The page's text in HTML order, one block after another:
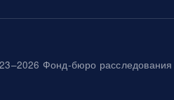
Фонд-бюро